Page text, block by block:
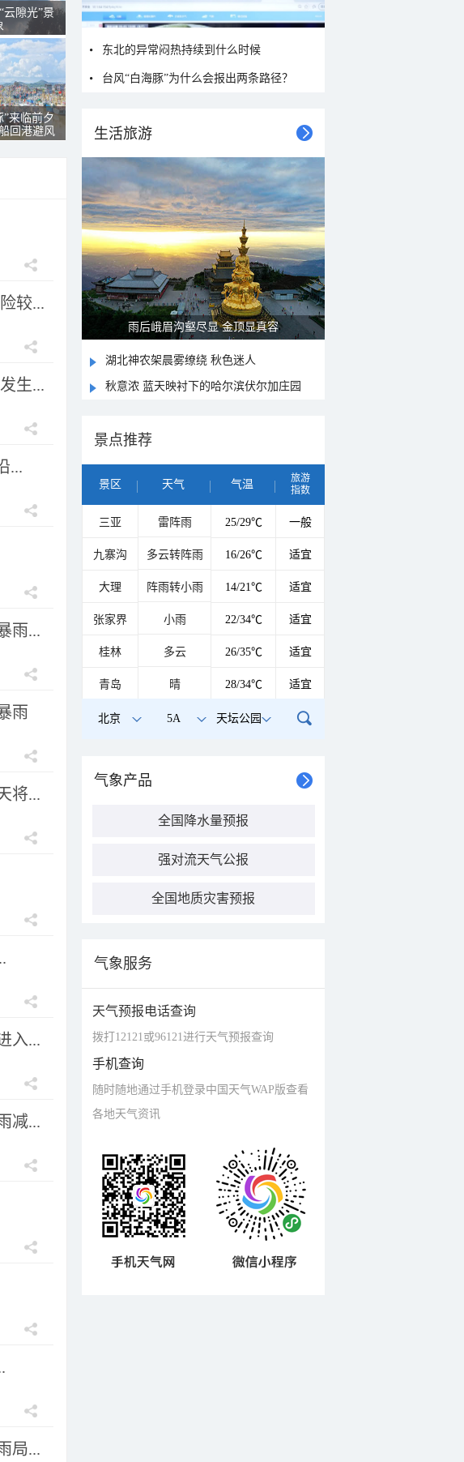
云隙光”景
”来临前夕
回港避风
较...
生...
...
雨...
雨
将...
入...
减...
局...
东北的异常闷热持续到什么时候
台风“白海豚”为什么会报出两条路径？
生活旅游
山水扇面：秋红点缀颐和园西堤
湖北神农架晨雾缭绕 秋色迷人
秋意浓 蓝天映衬下的哈尔滨伏尔加庄园
景点推荐
景区 天气 气温
旅游
指数
三亚 雷阵雨 25/29℃ 一般
九寨沟 多云转阵雨 16/26℃ 适宜
大理 阵雨转小雨 14/21℃ 适宜
张家界 小雨 22/34℃ 适宜
桂林 多云 26/35℃ 适宜
青岛 晴 28/34℃ 适宜
北京 5A 天坛公园
气象产品
全国降水量预报
强对流天气公报
全国地质灾害预报
气象服务
天气预报电话查询
拨打12121或96121进行天气预报查询
手机查询
随时随地通过手机登录中国天气WAP版查看
各地天气资讯